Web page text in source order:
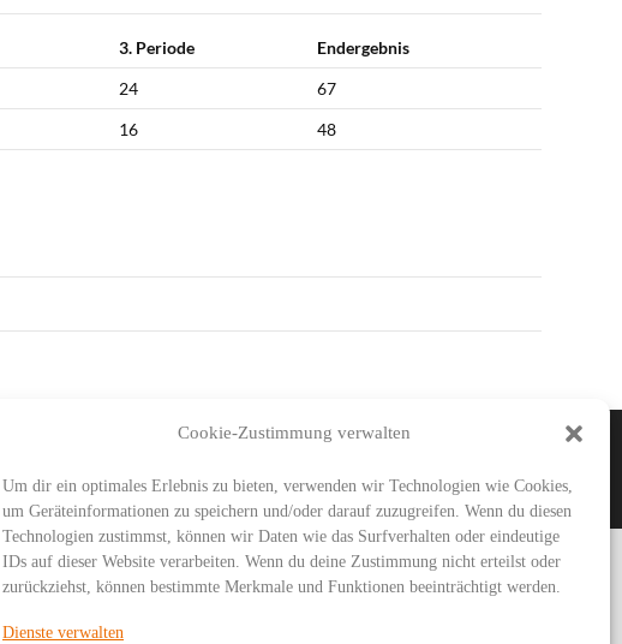
Cookie-Zustimmung verwalten
Um dir ein optimales Erlebnis zu bieten, verwenden wir Technologien wie Cookies,
um Geräteinformationen zu speichern und/oder darauf zuzugreifen. Wenn du diesen
Technologien zustimmst, können wir Daten wie das Surfverhalten oder eindeutige
IDs auf dieser Website verarbeiten. Wenn du deine Zustimmung nicht erteilst oder
zurückziehst, können bestimmte Merkmale und Funktionen beeinträchtigt werden.
Dienste verwalten
3. Periode
Endergebnis
24
67
16 48